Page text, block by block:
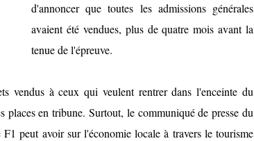
d'annoncer que toutes les admissions générales
avaient été vendues, plus de quatre mois avant la
tenue de l'épreuve.
vendus à ceux qui veulent rentrer dans l'enceinte du
en tribune. Surtout, le communiqué de presse du
peut avoir sur l'économie locale à travers le tourisme